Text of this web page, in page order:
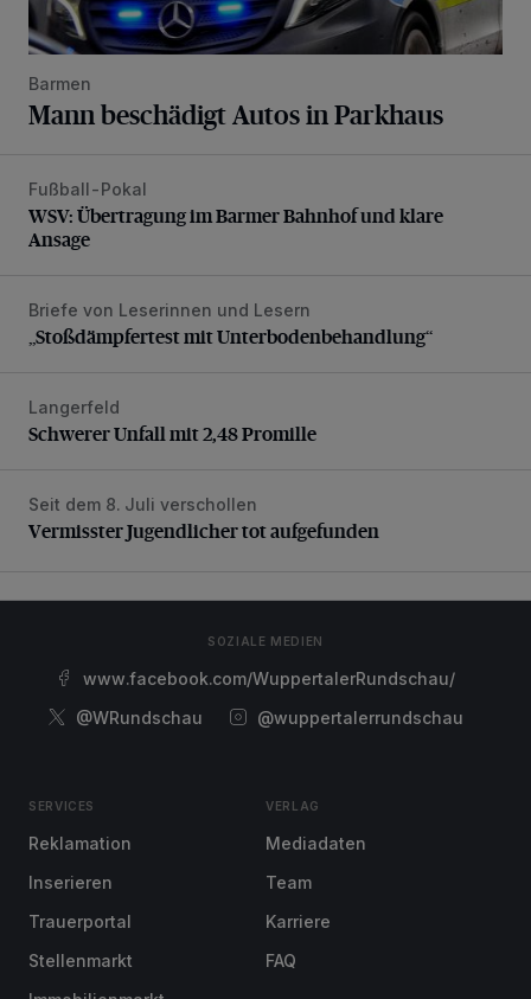
Barmen
Mann beschädigt Autos in Parkhaus
WSV: Übertragung im Barmer Bahnhof und klare Ansage
Fußball-Pokal
WSV: Übertragung im Barmer Bahnhof und klare
Ansage
„Stoßdämpfertest mit Unterbodenbehandlung“
Briefe von Leserinnen und Lesern
„Stoßdämpfertest mit Unterbodenbehandlung“
Schwerer Unfall mit 2,48 Promille
Langerfeld
Schwerer Unfall mit 2,48 Promille
Vermisster Jugendlicher tot aufgefunden
Seit dem 8. Juli verschollen
Vermisster Jugendlicher tot aufgefunden
SOZIALE MEDIEN
www.facebook.com/WuppertalerRundschau/
@WRundschau
@wuppertalerrundschau
SERVICES
Reklamation
Inserieren
Trauerportal
Stellenmarkt
VERLAG
Mediadaten
Team
Karriere
FAQ